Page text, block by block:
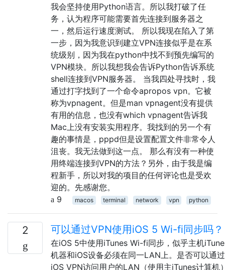
我会坚持使用Python语言。所以我打破了任
务，认为程序可能需要首先连接到服务器之
一，然后运行速度测试。 所以我现在陷入了第
一步，因为我意识到建立VPN连接似乎是在系
统级别，因为我在python中找不到预先编写的
VPN模块。所以我想我会告诉Python告诉系统
shell连接到VPN服务器。 当我四处寻找时，我
通过打字找到了一个命令apropos vpn。它被
称为vpnagent。但是man vpnagent没有提供
有用的信息，也没有which vpnagent告诉我
Mac上没有安装实用程序。我找到的另一个有
趣的事情是，pppd但是设置配置文件非常令人
沮丧。我无法做到这一点。 那么有没有一种使
用终端连接到VPN的方法？另外，由于我是编
程新手，所以对我的项目的任何评论也是受欢
迎的。先感谢您。
9
macos terminal network vpn python
2 可以通过VPN使用iOS 5 Wi-fi同步吗？
在iOS 5中使用iTunes Wi-fi同步，似乎主机
机器和iOS设备必须在同一LAN上。是否可以通过
iOS VPN访问用户的LAN（使用主iTunes计算机